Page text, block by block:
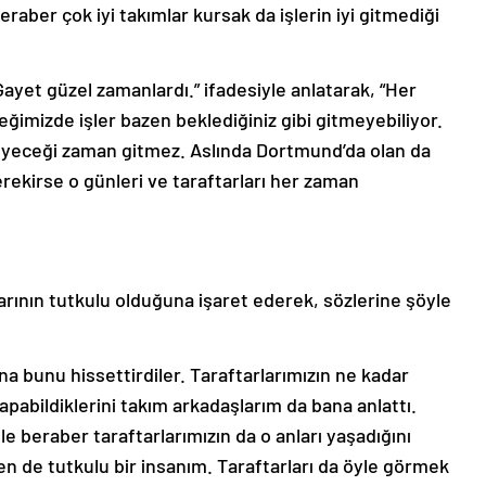
çok iyi takımlar kursak da işlerin iyi gitmediği
güzel zamanlardı.” ifadesiyle anlatarak, “Her
işler bazen beklediğiniz gibi gitmeyebiliyor.
zaman gitmez. Aslında Dortmund’da olan da
o günleri ve taraftarları her zaman
tutkulu olduğuna işaret ederek, sözlerine şöyle
bunu hissettirdiler. Taraftarlarımızın ne kadar
takım arkadaşlarım da bana anlattı.
taraftarlarımızın da o anları yaşadığını
de tutkulu bir insanım. Taraftarları da öyle görmek